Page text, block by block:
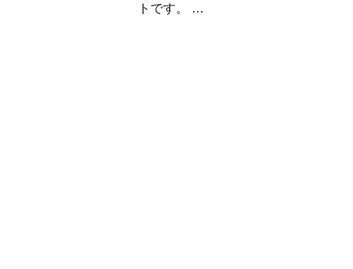
トです。 …